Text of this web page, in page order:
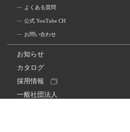
よくある質問
公式 YouTube CH
お問い合わせ
お知らせ
カタログ
採用情報
一般社団法人